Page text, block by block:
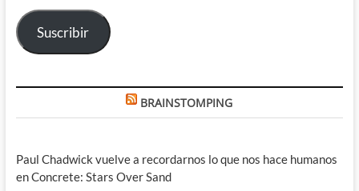
electrónico
Suscribir
BRAINSTOMPING
Paul Chadwick vuelve a recordarnos lo que nos hace humanos
en Concrete: Stars Over Sand